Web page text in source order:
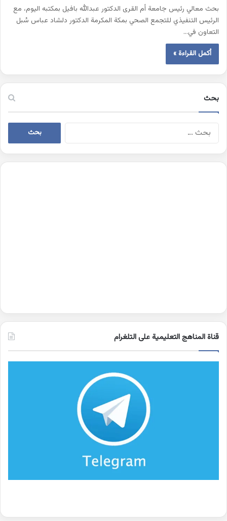
بحث معالي رئيس جامعة أم القرى الدكتور عبدالله بافيل بمكتبه اليوم، مع
الرئيس التنفيذي للتجمع الصحي بمكة المكرمة الدكتور دلشاد عباس سُبل
التعاون في…
أكمل القراءة »
بحث
البحث
قناة المناهج التعليمية على التلغرام